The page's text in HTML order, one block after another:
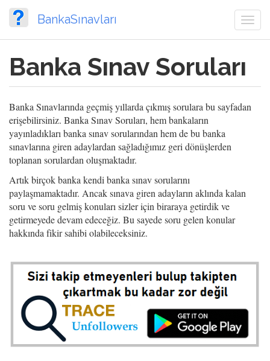
Ana
içeriğe
BankaSınavları
Banka Sınav Soruları
Banka Sınavlarında geçmiş yıllarda çıkmış sorulara bu sayfadan
erişebilirsiniz. Banka Sınav Soruları, hem bankaların
yayınladıkları banka sınav sorularından hem de bu banka
sınavlarına giren adaylardan sağladığımız geri dönüşlerden
toplanan sorulardan oluşmaktadır.
Artık birçok banka kendi banka sınav sorularını
paylaşmamaktadır. Ancak sınava giren adayların aklında kalan
soru ve soru gelmiş konuları sizler için biraraya getirdik ve
getirmeyede devam edeceğiz. Bu sayede soru gelen konular
hakkında fikir sahibi olabileceksiniz.